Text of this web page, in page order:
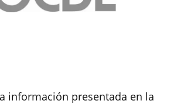
información presentada en la